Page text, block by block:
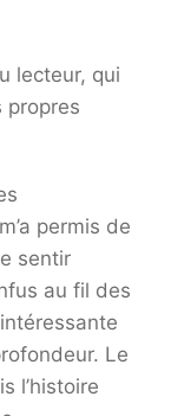
lecteur, qui
propres
permis de
sentir
au fil des
Le
l’histoire